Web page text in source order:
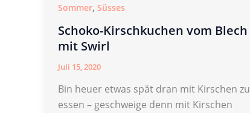
Sommer, Süsses
Schoko-Kirschkuchen vom Blech
mit Swirl
Juli 15, 2020
Bin heuer etwas spät dran mit Kirschen zu
essen – geschweige denn mit Kirschen